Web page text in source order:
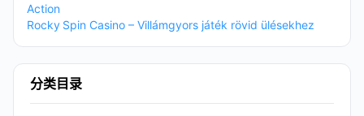
Action
Rocky Spin Casino – Villámgyors játék rövid ülésekhez
分类目录